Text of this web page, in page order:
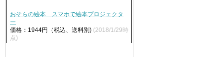
おそらの絵本 スマホで絵本プロジェクタ
ー
価格：1944円（税込、送料別) (2018/1/29時
点)